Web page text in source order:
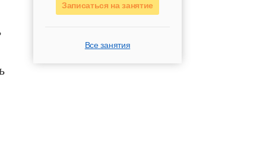
Записаться на занятие
Все занятия